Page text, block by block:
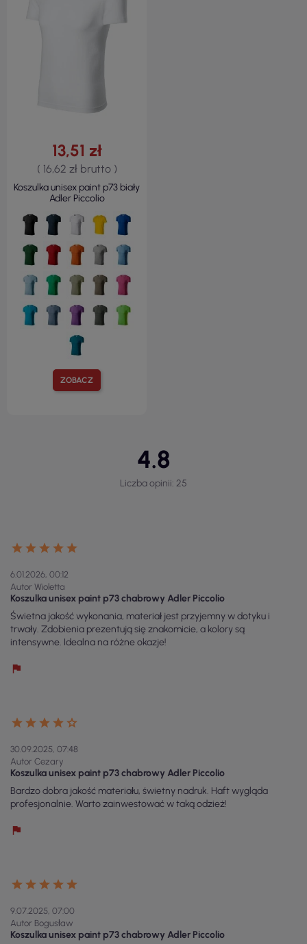
ZOBACZ
13,51 zł
( 16,62 zł brutto )
Koszulka unisex paint p73 biały
Adler Piccolio
4.8
Liczba opinii: 25
6.01.2026, 00:12
Autor Wioletta
Koszulka unisex paint p73 chabrowy Adler Piccolio
Świetna jakość wykonania, materiał jest przyjemny w dotyku i
trwały. Zdobienia prezentują się znakomicie, a kolory są
intensywne. Idealna na różne okazje!
30.09.2025, 07:48
Autor Cezary
Koszulka unisex paint p73 chabrowy Adler Piccolio
Bardzo dobra jakość materiału, świetny nadruk. Haft wygląda
profesjonalnie. Warto zainwestować w taką odzież!
9.07.2025, 07:00
Autor Bogusław
Koszulka unisex paint p73 chabrowy Adler Piccolio